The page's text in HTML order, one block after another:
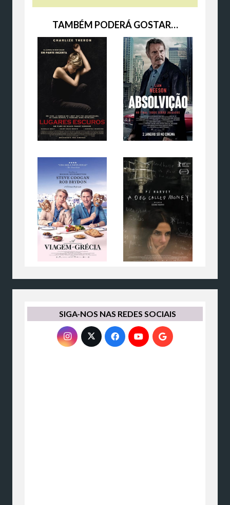
TAMBÉM PODERÁ GOSTAR…
SIGA-NOS NAS REDES SOCIAIS